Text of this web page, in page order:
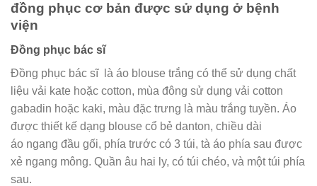
đồng phục cơ bản được sử dụng ở bệnh
viện
Đồng phục bác sĩ
Đồng phục bác sĩ là áo blouse trắng có thể sử dụng chất
liệu vải kate hoặc cotton, mùa đông sử dụng vải cotton
gabadin hoặc kaki, màu đặc trưng là màu trắng tuyền. Áo
được thiết kế dạng blouse cổ bẻ danton, chiều dài
áo ngang đầu gối, phía trước có 3 túi, tà áo phía sau được
xẻ ngang mông. Quần âu hai ly, có túi chéo, và một túi phía
sau.